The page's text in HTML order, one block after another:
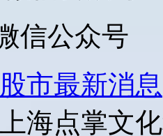
信公众号
股市最新消息
上海点掌文